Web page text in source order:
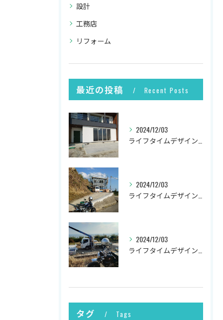
設計
工務店
リフォーム
最近の投稿 Recent Posts
2024/12/03
2024/12/03
2024/12/03
タグ Tags